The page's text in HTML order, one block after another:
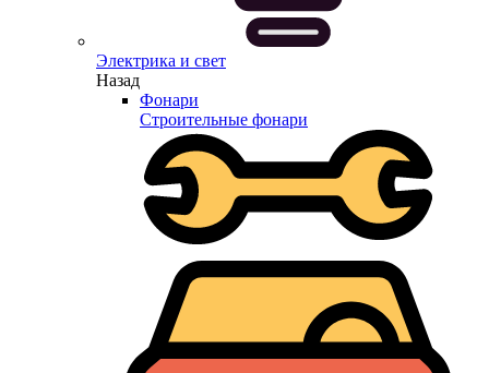
Электрика и свет
Назад
Фонари
Строительные фонари